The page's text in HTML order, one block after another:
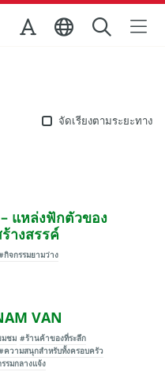
าเก๊า
จัดเรียงตามระยะทาง
แหล่งฟักตัวของ
างสรรค์
กิจกรรมยามว่าง
VAN
มชม #ร้านค้าของที่ระลึก
ความสนุกสำหรับทั้งครอบครัว
รมกลางแจ้ง